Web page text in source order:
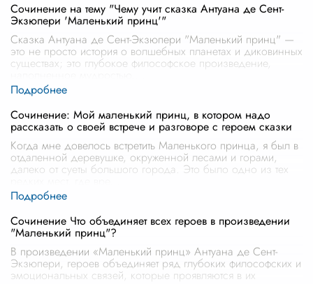
Сочинение на тему "Чему учит сказка Антуана де Сент-
Экзюпери 'Маленький принц'"
Сказка Антуана де Сент-Экзюпери "Маленький принц" —
это не просто история о волшебных планетах и диковинных
существах; это глубокое философское произведение,
Сочинение: Мой маленький принц, в котором надо
рассказать о своей встрече и разговоре с героем сказки
Когда мне довелось встретить Маленького принца, я был в
отдаленной деревушке, окруженной лесами и горами,
далеко от суеты большого города. Это было одно из тех
Сочинение Что объединяет всех героев в произведении
"Маленький принц"?
В произведении «Маленький принц» Антуана де Сент-
Экзюпери, героев объединяет ряд глубоких философских и
эмоциональных связей, которые проявляются в их